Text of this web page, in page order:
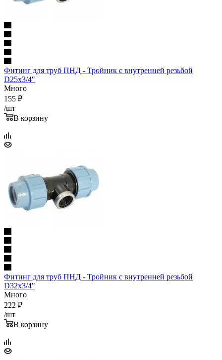
Фитинг для труб ПНД - Тройник с внутренней резьбой
D25x3/4"
Много
155 ₽
/шт
В корзину
Фитинг для труб ПНД - Тройник с внутренней резьбой
D32x3/4"
Много
222 ₽
/шт
В корзину